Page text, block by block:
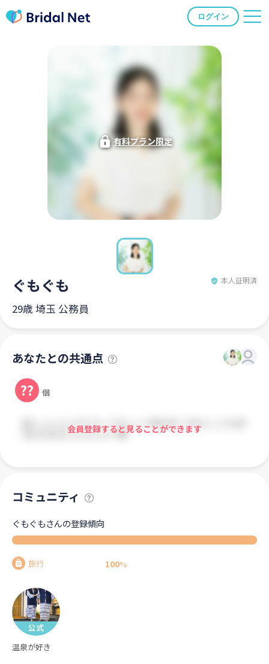
ログイン
有料プラン限定
ぐもぐも 本人証明済
29歳 埼玉 公務員
あなたとの共通点
?? 個
会員登録すると見ることができます
コミュニティ
ぐもぐもさんの登録傾向
旅行 100%
温泉が好き